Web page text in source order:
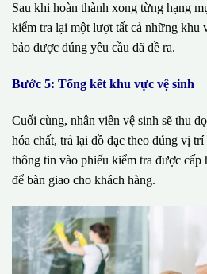
Sau khi hoàn thành xong từng hạng
kiểm tra lại một lượt tất cả những khu
bảo được đúng yêu cầu đã đề ra.
Bước 5: Tổng kết khu vực vệ sinh
Cuối cùng, nhân viên vệ sinh sẽ thu
hóa chất, trả lại đồ đạc theo đúng vị
thông tin vào phiếu kiểm tra được cấp
để bàn giao cho khách hàng.